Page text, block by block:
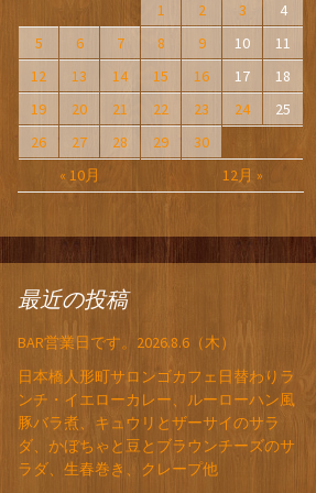
« 10月 12月 »
1 2 3
4
5
6 7 8 9 10
11
12
13 14 15 16 17
18
19
20 21 22 23 24
25
26
27 28 29 30
最近の投稿
BAR営業日です。2026.8.6（木）
日本橋人形町サロンゴカフェ日替わりラ
ンチ・イエローカレー、ルーローハン風
豚バラ煮、キュウリとザーサイのサラ
ダ、かぼちゃと豆とブラウンチーズのサ
ラダ、生春巻き、クレープ他